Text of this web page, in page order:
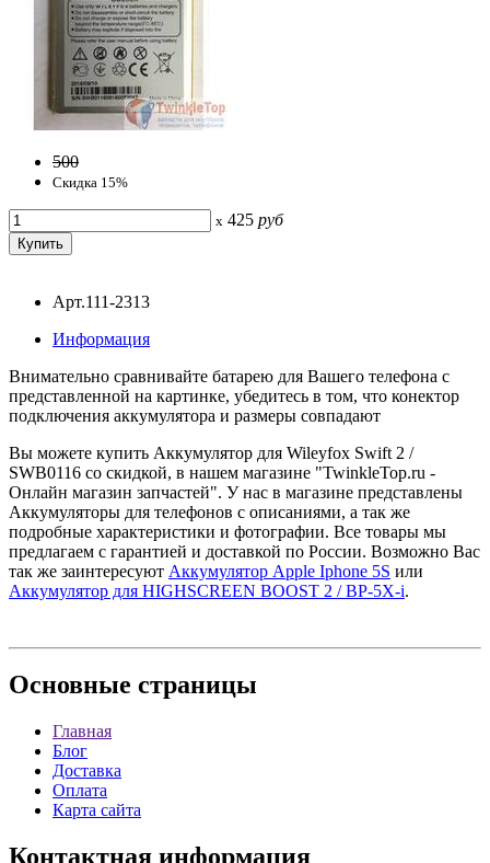
500
Скидка 15%
x 425 руб
Арт.111-2313
Информация
Внимательно сравнивайте батарею для Вашего телефона с
представленной на картинке, убедитесь в том, что конектор
подключения аккумулятора и размеры совпадают
Вы можете купить Аккумулятор для Wileyfox Swift 2 /
SWB0116 со скидкой, в нашем магазине "TwinkleTop.ru -
Онлайн магазин запчастей". У нас в магазине представлены
Аккумуляторы для телефонов с описаниями, а так же
подробные характеристики и фотографии. Все товары мы
предлагаем с гарантией и доставкой по России. Возможно Вас
так же заинтересуют Аккумулятор Apple Iphone 5S или
Аккумулятор для HIGHSCREEN BOOST 2 / BP-5X-i.
Основные страницы
Главная
Блог
Доставка
Оплата
Карта сайта
Контактная информация